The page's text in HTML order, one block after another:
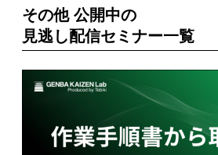
その他 公開中の
見逃し配信セミナー一覧